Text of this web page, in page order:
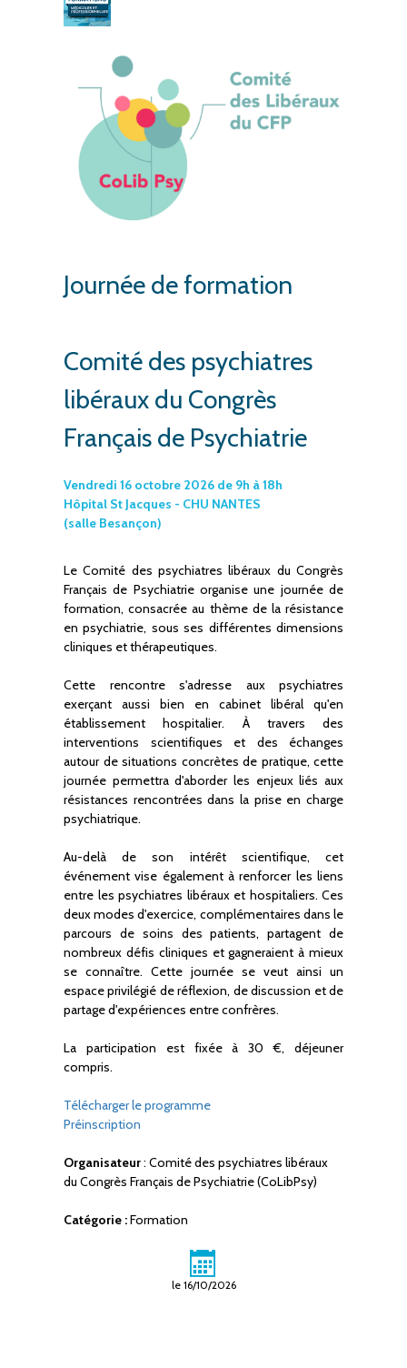
Journée de formation
Comité des psychiatres
libéraux du Congrès
Français de Psychiatrie
Vendredi 16 octobre 2026 de 9h à 18h
Hôpital St Jacques - CHU NANTES
(salle Besançon)
Le Comité des psychiatres libéraux du Congrès
Français de Psychiatrie organise une journée de
formation, consacrée au thème de la résistance
en psychiatrie, sous ses différentes dimensions
cliniques et thérapeutiques.
Cette rencontre s'adresse aux psychiatres
exerçant aussi bien en cabinet libéral qu'en
établissement hospitalier. À travers des
interventions scientifiques et des échanges
autour de situations concrètes de pratique, cette
journée permettra d'aborder les enjeux liés aux
résistances rencontrées dans la prise en charge
psychiatrique.
Au-delà de son intérêt scientifique, cet
événement vise également à renforcer les liens
entre les psychiatres libéraux et hospitaliers. Ces
deux modes d'exercice, complémentaires dans le
parcours de soins des patients, partagent de
nombreux défis cliniques et gagneraient à mieux
se connaître. Cette journée se veut ainsi un
espace privilégié de réflexion, de discussion et de
partage d'expériences entre confrères.
La participation est fixée à 30 €, déjeuner
compris.
Télécharger le programme
Préinscription
Organisateur: Comité des psychiatres libéraux
du Congrès Français de Psychiatrie (CoLibPsy)
Catégorie :Formation
le 16/10/2026